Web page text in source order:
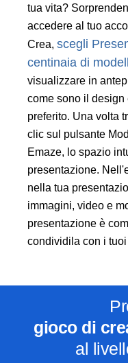
tua vita?
accedere al tuo
Crea, scegli
centinaia di
visualizzare in
come sono il
preferito. Una volta
clic sul pulsante
Emaze, lo spazio
presentazione.
nella tua
immagini, video e
presentazione è
condividila con i
gioco di
al